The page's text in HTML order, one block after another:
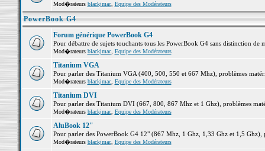
Mod�rateurs blackjmac, Equipe des Modérateurs
PowerBook G4
Forum générique PowerBook G4
Pour débattre de sujets touchants tous les PowerBook G4 sans distinction de
Mod�rateurs blackjmac, Equipe des Modérateurs
Titanium VGA
Pour parler des Titanium VGA (400, 500, 550 et 667 Mhz), problèmes
Mod�rateurs blackjmac, Equipe des Modérateurs
Titanium DVI
Pour parler des Titanium DVI (667, 800, 867 Mhz et 1 Ghz), problèmes
Mod�rateurs blackjmac, Equipe des Modérateurs
AluBook 12"
Pour parler des PowerBook G4 12" (867 Mhz, 1 Ghz, 1,33 Ghz et 1,5 Ghz),
Mod�rateurs blackjmac, Equipe des Modérateurs